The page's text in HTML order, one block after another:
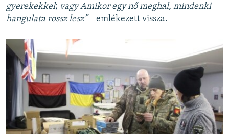
gyerekekkel; vagy Amikor egy nő meghal, mindenki
hangulata rossz lesz”– emlékezett vissza.